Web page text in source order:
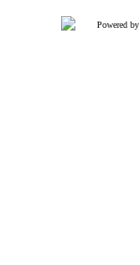
Powered by